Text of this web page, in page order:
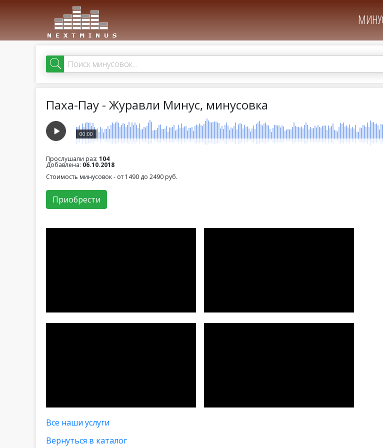
Паха-Пау - Журавли Минус, минусовка
00:00
Прослушали раз: 104
Добавлена: 06.10.2018
Стоимость минусовок - от 1490 до 2490 руб.
Приобрести
Все наши услуги
Вернуться в каталог